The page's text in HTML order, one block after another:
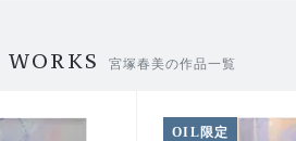
せられた幼少期。
宮塚春美の作品一覧
OIL限定